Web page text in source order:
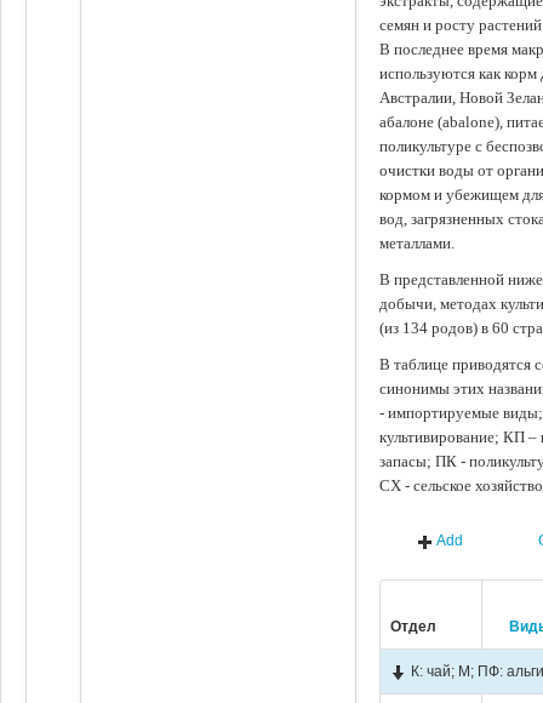
семян и росту
В последнее время
используются как
Австралии, Новой
абалоне (abalone),
поликультуре с
очистки воды от
кормом и убежищем
вод, загрязненных
металлами.
В представленной
добычи, методах
(из 134 родов) в 60
В таблице приводятся
синонимы этих
- импортируемые
культивирование; КП
запасы; ПК -
СХ - сельское
Add
Отдел
К: чай; М; ПФ: